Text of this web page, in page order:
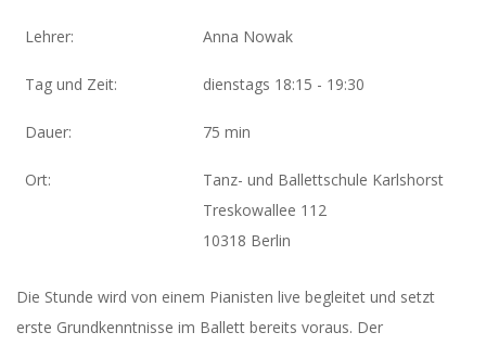
Lehrer: Anna Nowak
Tag und Zeit: dienstags 18:15 - 19:30
Dauer: 75 min
Ort:
Tanz- und Ballettschule Karlshorst
Treskowallee 112
10318 Berlin
Die Stunde wird von einem Pianisten live begleitet und setzt
erste Grundkenntnisse im Ballett bereits voraus. Der